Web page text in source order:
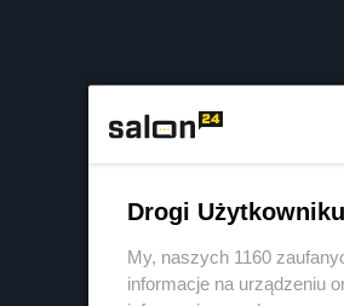
Drogi
My, naszych 1160
informacje na urządzeniu